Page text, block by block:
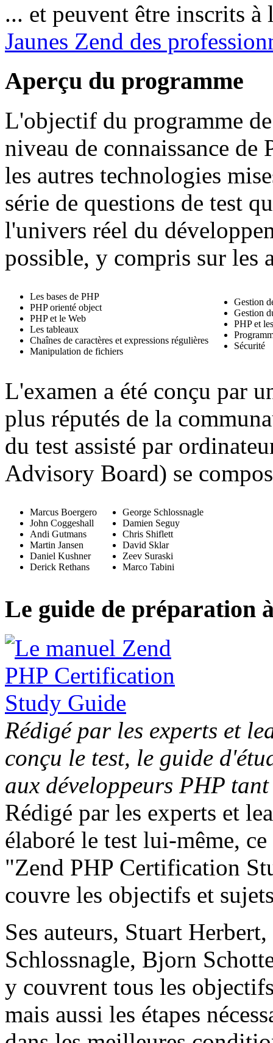
... et peuvent être inscrits à
Jaunes Zend des
Aperçu du programme
L'objectif du programme
niveau de connaissance de
les autres technologies
série de questions de test
l'univers réel du
possible, y compris sur les
Les bases de PHP
PHP orienté object
PHP et le Web
Les tableaux
Chaînes de caractères et expressions régulières
Manipulation de fichiers
Gestion
Gestion
PHP et
Sécurité
L'examen a été conçu par
plus réputés de la
du test assisté par
Advisory Board) se
Marcus Boergero
John Coggeshall
Andi Gutmans
Martin Jansen
Daniel Kushner
Derick Rethans
George Schlossnagle
Damien Seguy
Chris Shiflett
David Sklar
Zeev Suraski
Marco Tabini
Le guide de préparation
Rédigé par les experts et
conçu le test, le guide
aux développeurs PHP
Rédigé par les experts et
élaboré le test lui-même,
"Zend PHP Certification
couvre les objectifs et
Ses auteurs, Stuart
Schlossnagle, Bjorn
y couvrent tous les
mais aussi les étapes